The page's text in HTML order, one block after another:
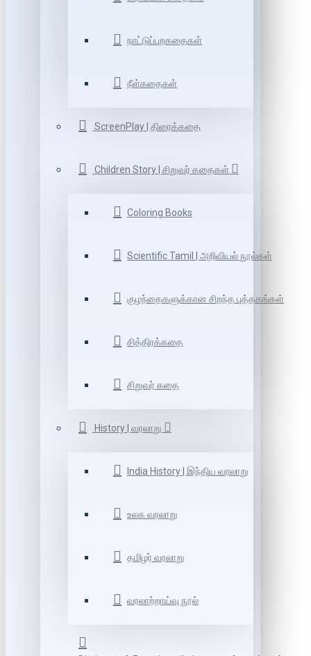
நாட்டுப்புறகதைகள்
நீள்கதைகள்
ScreenPlay | திரைக்கதை
Children Story | சிறுவர் கதைகள்
Coloring Books
Scientific Tamil | அறிவியல் நூல்கள்
குழந்தைகளுக்கான சிறந்த புத்தகங்கள்
சித்திரக்கதை
சிறுவர் கதை
History | வரலாறு
India History | இந்திய வரலாறு
உலக வரலாறு
தமிழர் வரலாறு
வரலாற்றாய்வு நூல்